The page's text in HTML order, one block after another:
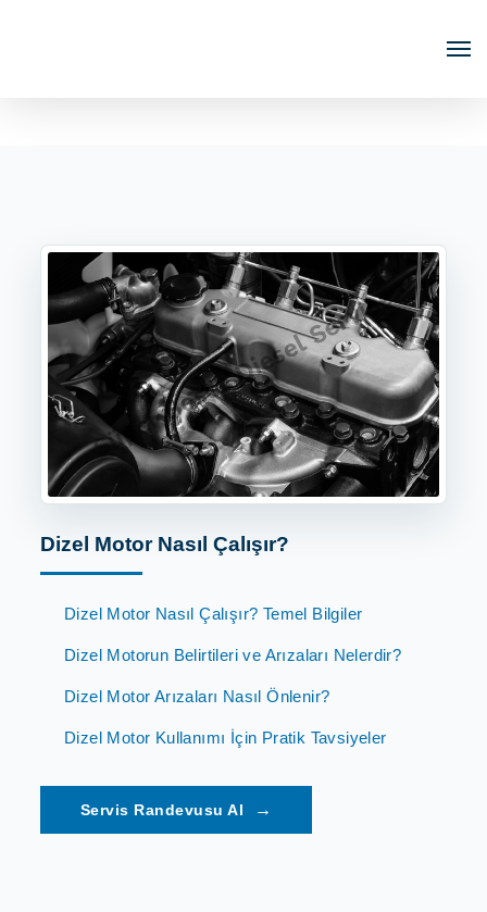
Dizel Motor Nasıl Çalışır?
Dizel Motor Nasıl Çalışır? Temel Bilgiler
Dizel Motorun Belirtileri ve Arızaları Nelerdir?
Dizel Motor Arızaları Nasıl Önlenir?
Dizel Motor Kullanımı İçin Pratik Tavsiyeler
→